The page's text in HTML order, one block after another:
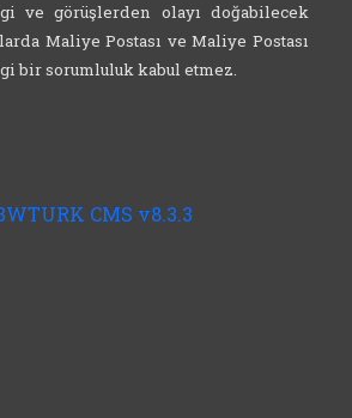
ve görüşlerden olayı doğabilecek
Maliye Postası ve Maliye Postası
bir sorumluluk kabul etmez.